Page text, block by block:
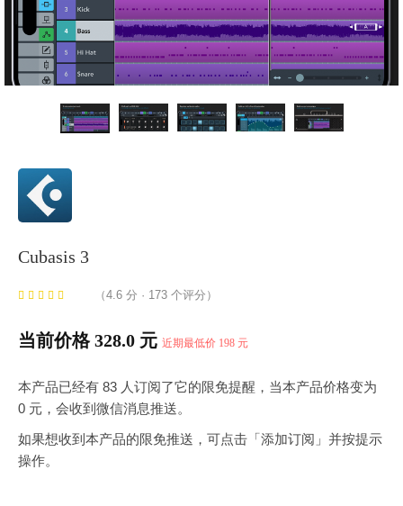
Cubasis 3
（4.6 分 · 173 个评分）
当前价格 328.0 元 近期最低价 198 元
本产品已经有 83 人订阅了它的限免提醒，当本产品价格变为
0 元，会收到微信消息推送。
如果想收到本产品的限免推送，可点击「添加订阅」并按提示
操作。